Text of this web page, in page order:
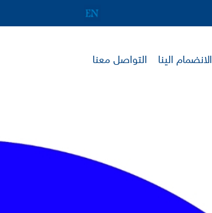
الانضمام الينا التواصل معنا